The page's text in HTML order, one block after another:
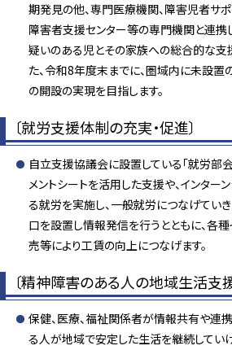
期発見の他、専門医療機関、障害児者サ
障害者支援センター等の専門機関と連携
疑いのある児とその家族への総合的な支
た、令和8年度末までに、圏域内に未設
の開設の実現を目指します。
〔就労支援体制の充実・促進〕
自立支援協議会に設置している「就労部会
メントシートを活用した支援や、インター
る就労を実施し、一般就労につなげていき
口を設置し情報発信を行うとともに、各
売等により工賃の向上につなげます。
〔精神障害のある人の地域生活支
保健、医療、福祉関係者が情報共有や連
る人が地域で安定した生活を継続してい